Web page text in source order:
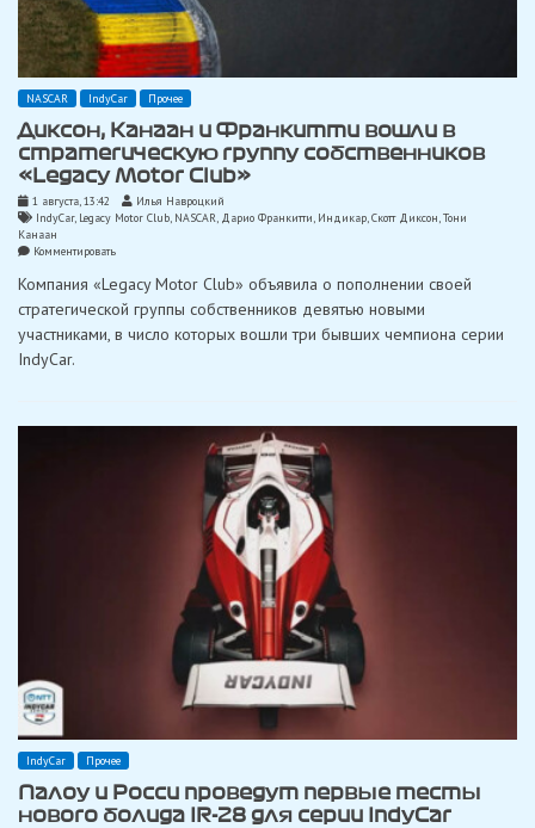
NASCAR IndyCar Прочее
Диксон, Канаан и Франкитти вошли в
стратегическую группу собственников
«Legacy Motor Club»
1 августа, 13:42
Илья Навроцкий
IndyCar, Legacy Motor Club, NASCAR, Дарио Франкитти, Индикар,Скотт Диксон,Тони
Канаан
Комментироватьon
Канаан
Франкитти
вошли
Компания «Legacy Motor Club» объявила о пополнении своей
стратегической группы собственников девятью новыми
участниками, в число которых вошли три бывших чемпиона серии
IndyCar.
IndyCar Прочее
Палоу и Росси проведут первые тесты
нового болида IR-28 для серии IndyCar